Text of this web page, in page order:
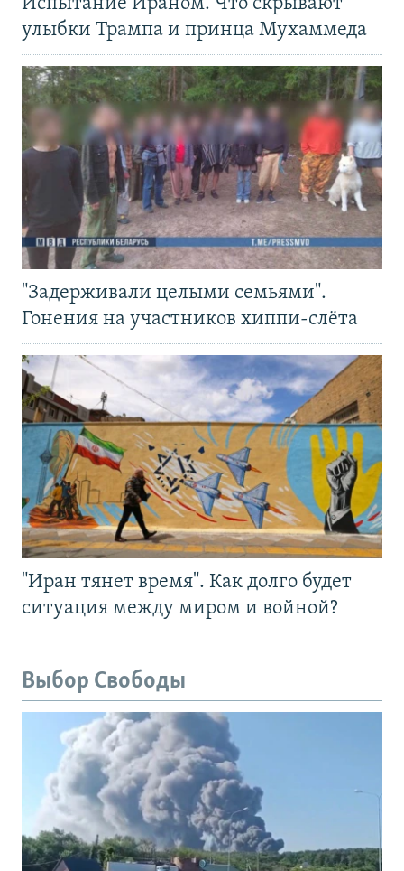
улыбки Трампа и принца Мухаммеда
"Задерживали целыми семьями".
Гонения на участников хиппи-слёта
"Иран тянет время". Как долго будет
ситуация между миром и войной?
Выбор Свободы